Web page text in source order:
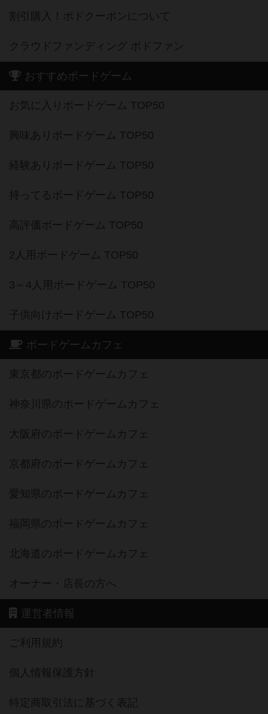
割引購入！ボドクーポンについて
クラウドファンディング ボドファン
おすすめボードゲーム
お気に入りボードゲーム TOP50
興味ありボードゲーム TOP50
経験ありボードゲーム TOP50
持ってるボードゲーム TOP50
高評価ボードゲーム TOP50
2人用ボードゲーム TOP50
3～4人用ボードゲーム TOP50
子供向けボードゲーム TOP50
ボードゲームカフェ
東京都のボードゲームカフェ
神奈川県のボードゲームカフェ
大阪府のボードゲームカフェ
京都府のボードゲームカフェ
愛知県のボードゲームカフェ
福岡県のボードゲームカフェ
北海道のボードゲームカフェ
オーナー・店長の方へ
運営者情報
ご利用規約
個人情報保護方針
特定商取引法に基づく表記